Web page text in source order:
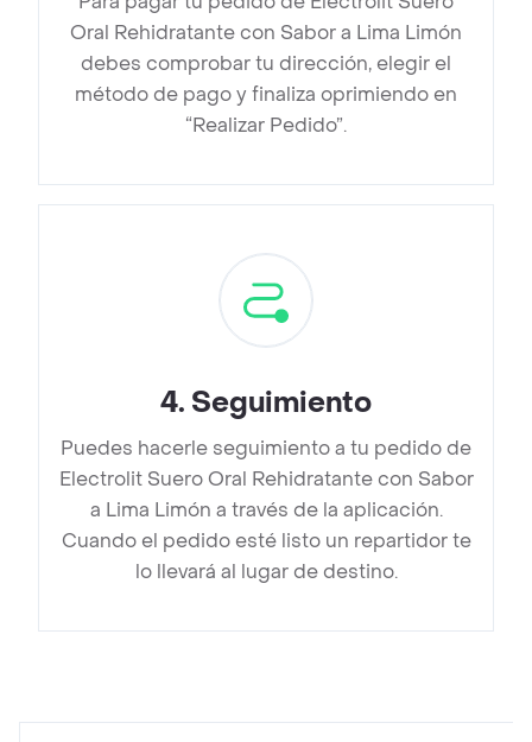
Oral Rehidratante con Sabor a Lima Limón
debes comprobar tu dirección, elegir el
método de pago y finaliza oprimiendo en
“Realizar Pedido”.
4. Seguimiento
Puedes hacerle seguimiento a tu pedido de
Electrolit Suero Oral Rehidratante con Sabor
a Lima Limón a través de la aplicación.
Cuando el pedido esté listo un repartidor te
lo llevará al lugar de destino.